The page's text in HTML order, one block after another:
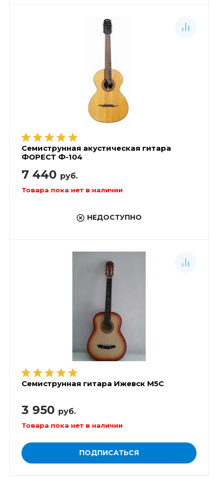
Семиструнная акустическая гитара
ФОРЕСТ Ф-104
7 440 руб.
Товара пока нет в наличии
НЕДОСТУПНО
Семиструнная гитара Ижевск М5С
3 950 руб.
Товара пока нет в наличии
ПОДПИСАТЬСЯ